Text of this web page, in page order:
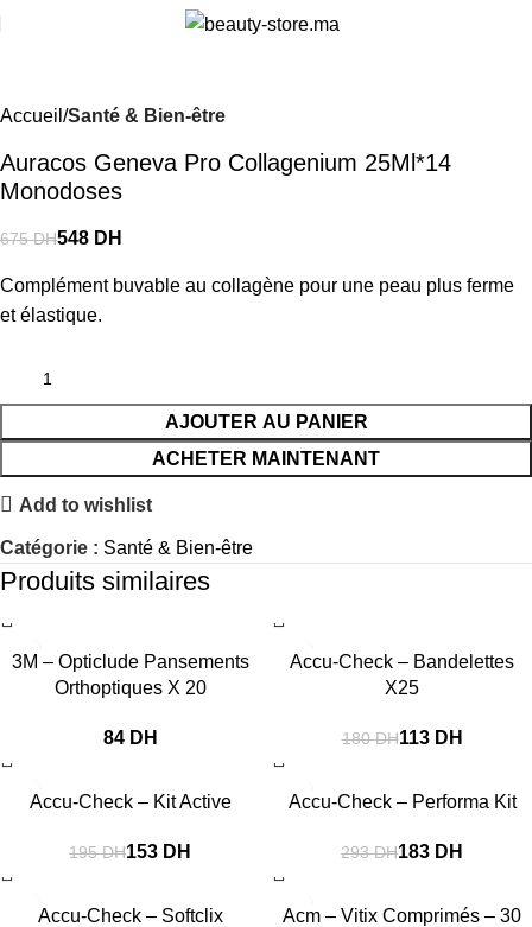
Accueil Santé & Bien-être
Auracos Geneva Pro Collagenium 25Ml*14
Monodoses
675DH548 DH
Complément buvable au collagène pour une peau plus ferme
et élastique.
AJOUTER AU PANIER
ACHETER MAINTENANT
Add to wishlist
Catégorie : Santé & Bien-être
Produits similaires
3M – Opticlude Pansements
Orthoptiques X 20
DH
Accu-Check – Bandelettes
X25
180DH113 DH
Accu-Check – Kit Active
195DH153 DH
Accu-Check – Performa Kit
293DH183 DH
Accu-Check – Softclix
Acm – Vitix Comprimés – 30